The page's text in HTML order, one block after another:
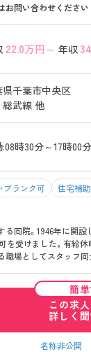
問い合わせください
22.0万円～ 年収
県千葉市中央区
総武線 他
時30分～17時00分
ブランク可 住宅補助
同院。1946年に開設
を受けました。有給
職場としてスタッフ
気軽にご相談ください
簡単
この求
詳しく
名称非公開